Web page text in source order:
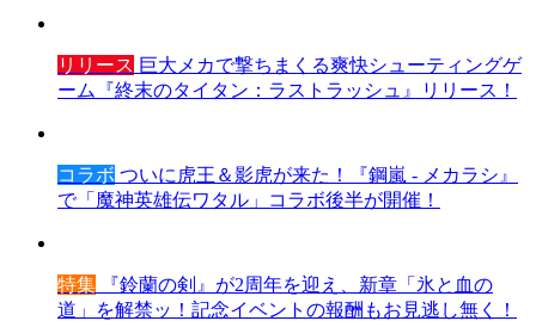
リリース 巨大メカで撃ちまくる爽快シューティングゲ
ーム『終末のタイタン：ラストラッシュ』リリース！
コラボ ついに虎王＆影虎が来た！『鋼嵐 - メカラシ』
で「魔神英雄伝ワタル」コラボ後半が開催！
特集 『鈴蘭の剣』が2周年を迎え、新章「氷と血の
道」を解禁ッ！記念イベントの報酬もお見逃し無く！